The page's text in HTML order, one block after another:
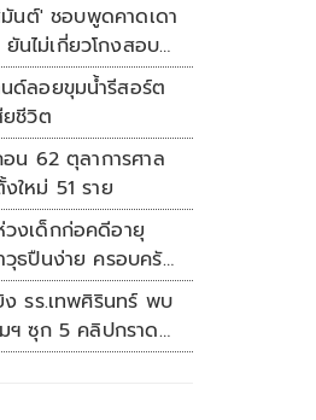
นต์' ชอบพูดคาดเดา
ไม่เกี่ยวโกงสอบ
ด์ลอยขุมน้ำรีสอร์ต
ยชีวิต
น 62 ตุลาการศาล
ใหม่ 51 ราย
งเด็กก่อคดีอายุ
วุธปืนง่าย ครอบครัว
สำคัญ
รร.เทพศิรินทร์ พบ
ฯ ซุก 5 คลิปกราด